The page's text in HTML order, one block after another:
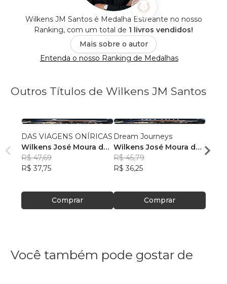
Wilkens JM Santos é Medalha Estreante no nosso
Ranking, com um total de 1 livros vendidos!
Mais sobre o autor
Entenda o nosso Ranking de Medalhas
Outros Títulos de Wilkens JM Santos
DAS VIAGENS ONÍRICAS
Wilkens José Moura dos
Santos
R$ 47,69
R$ 37,75
Comprar
Dream Journeys
Wilkens José Moura dos
Santos
R$ 45,79
R$ 36,25
Comprar
R$
Você também pode gostar de